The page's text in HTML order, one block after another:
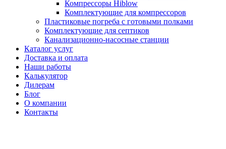
Компрессоры Hiblow
Комплектующие для компрессоров
Пластиковые погреба с готовыми полками
Комплектующие для септиков
Канализационно-насосные станции
Каталог услуг
Доставка и оплата
Наши работы
Калькулятор
Дилерам
Блог
О компании
Контакты